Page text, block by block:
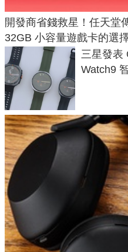
開發商省錢救星！任天堂
32GB 小容量遊戲卡的選
三星發表
Watch9